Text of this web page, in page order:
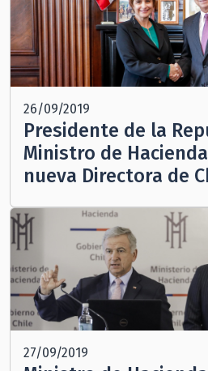
26/09/2019
Presidente de la
Ministro de
nueva Directora de
27/09/2019